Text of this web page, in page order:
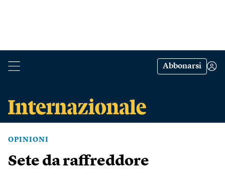
Abbonarsi
OPINIONI
Sete da raffreddore